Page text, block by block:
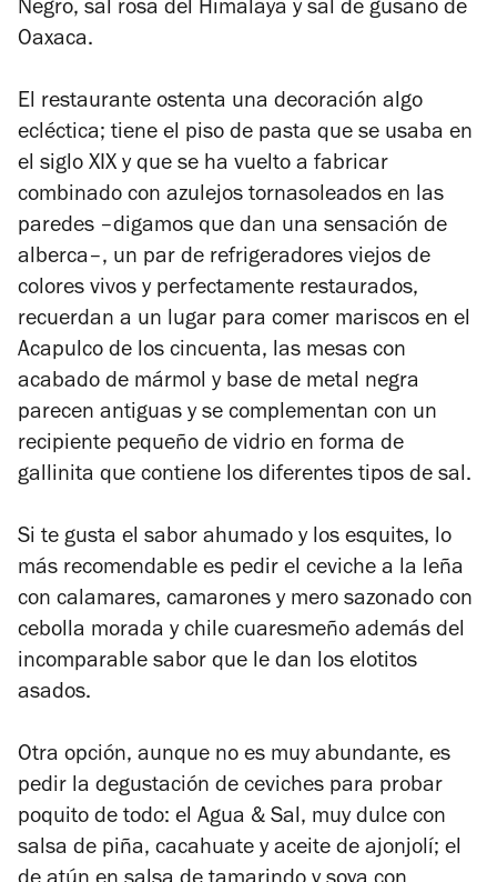
Negro, sal rosa del Himalaya y sal de gusano de
Oaxaca.
El restaurante ostenta una decoración algo
ecléctica; tiene el piso de pasta que se usaba en
el siglo XIX y que se ha vuelto a fabricar
combinado con azulejos tornasoleados en las
paredes –digamos que dan una sensación de
alberca–, un par de refrigeradores viejos de
colores vivos y perfectamente restaurados,
recuerdan a un lugar para comer mariscos en el
Acapulco de los cincuenta, las mesas con
acabado de mármol y base de metal negra
parecen antiguas y se complementan con un
recipiente pequeño de vidrio en forma de
gallinita que contiene los diferentes tipos de sal.
Si te gusta el sabor ahumado y los esquites, lo
más recomendable es pedir el ceviche a la leña
con calamares, camarones y mero sazonado con
cebolla morada y chile cuaresmeño además del
incomparable sabor que le dan los elotitos
asados.
Otra opción, aunque no es muy abundante, es
pedir la degustación de ceviches para probar
poquito de todo: el Agua & Sal, muy dulce con
salsa de piña, cacahuate y aceite de ajonjolí; el